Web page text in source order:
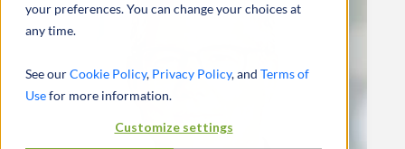
your preferences. You can change your choices at
any time.
See ourCookie Policy, Privacy Policy, and Terms of
Usefor more information.
Customize settings